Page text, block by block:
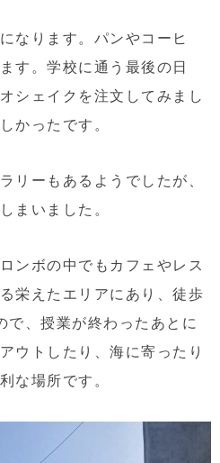
なります。パンやコーヒ
す。学校に通う最後の日
シェイクを注文してみまし
かったです。
リーもあるようでしたが、
まいました。
ンボの中でもカフェやレス
栄えたエリアにあり、徒歩
、授業が終わったあとに
ウトしたり、海に寄ったり
な場所です。